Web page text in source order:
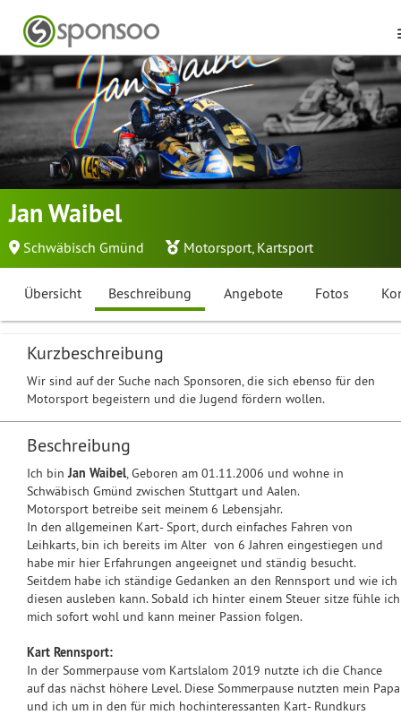
Jan Waibel
Schwäbisch Gmünd Motorsport, Kartsport
Übersicht Beschreibung Angebote Fotos
Kurzbeschreibung
Wir sind auf der Suche nach Sponsoren, die sich ebenso für den
Motorsport begeistern und die Jugend fördern wollen.
Beschreibung
Ich binJan Waibel, Geboren am 01.11.2006 und wohne in
Schwäbisch Gmünd zwischen Stuttgart und Aalen.
Motorsport betreibe seit meinem 6 Lebensjahr.
In den allgemeinen Kart- Sport, durch einfaches Fahren von
Leihkarts, bin ich bereits im Alter von 6 Jahren eingestiegen und
habe mir hier Erfahrungen angeeignet und ständig besucht.
Seitdem habe ich ständige Gedanken an den Rennsport und wie ich
diesen ausleben kann. Sobald ich hinter einem Steuer sitze fühle ich
mich sofort wohl und kann meiner Passion folgen.
Kart Rennsport:
In der Sommerpause vom Kartslalom 2019 nutzte ich die Chance
auf das nächst höhere Level. Diese Sommerpause nutzten mein Papa
und ich um in den für mich hochinteressanten Kart- Rundkurs